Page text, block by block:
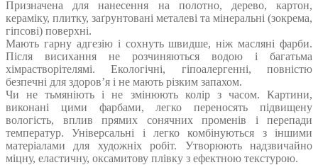
Призначена для нанесення на полотно, дерево, картон,
кераміку, плитку, заґрунтовані металеві та мінеральні (зокрема,
гіпсові) поверхні.
Мають гарну адгезію і сохнуть швидше, ніж масляні фарби.
Після висихання не розчиняються водою і багатьма
хімрастворітелямі. Екологічні, гіпоалергенні, повністю
безпечні для здоров’я і не мають різким запахом.
Чи не тьмяніють і не змінюють колір з часом. Картини,
виконані цими фарбами, легко переносять підвищену
вологість, вплив прямих сонячних променів і перепади
температур. Універсальні і легко комбінуються з іншими
матеріалами для художніх робіт. Утворюють надзвичайно
міцну, еластичну, оксамитову плівку з ефектною текстурою.